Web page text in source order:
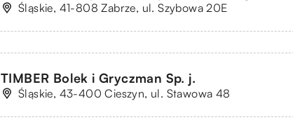
Śląskie, 41-808 Zabrze, ul. Szybowa 20E
TIMBER Bolek i Gryczman Sp. j.
Śląskie, 43-400 Cieszyn, ul. Stawowa 48